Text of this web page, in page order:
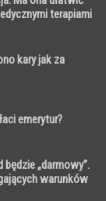
terapiami
kary jak za
emerytur?
będzie „darmowy”.
warunków